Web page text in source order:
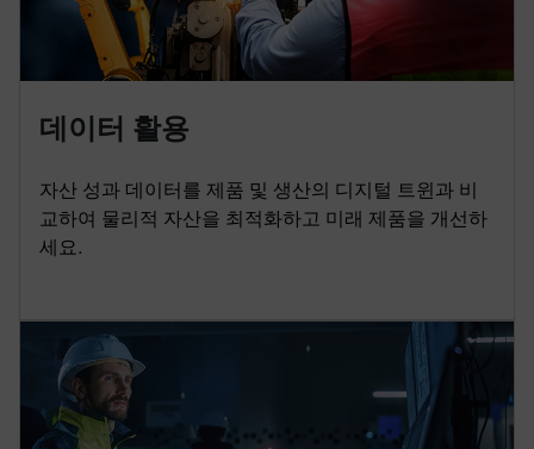
데이터 활용
자산 성과 데이터를 제품 및 생산의 디지털 트윈과 비
교하여 물리적 자산을 최적화하고 미래 제품을 개선하
세요.